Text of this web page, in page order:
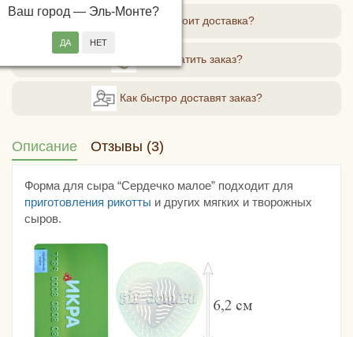
Ваш город — Эль-Монте?
Сколько стоит доставка?
Как оплатить заказ?
Как быстро доставят заказ?
Описание Отзывы (3)
Форма для сыра “Сердечко малое” подходит для
приготовления рикотты и других мягких и творожных
сыров.